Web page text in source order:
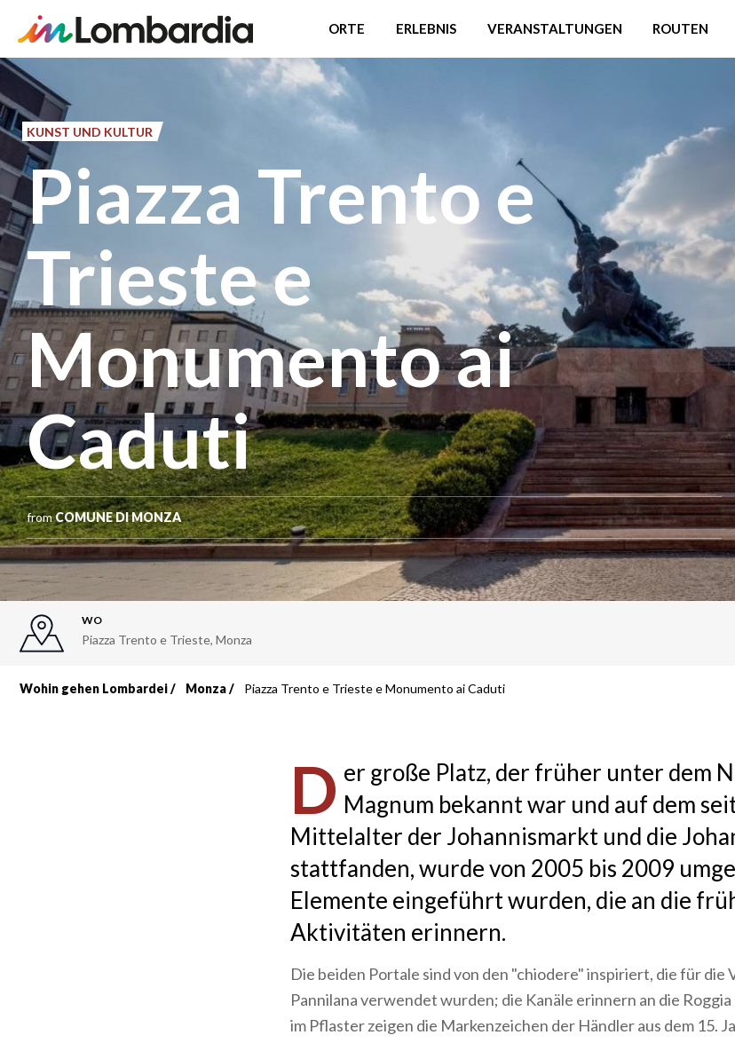
Direkt
zum
Inhalt
ORTE ERLEBNIS VERANSTALTUNGEN ROUTEN
KUNST UND KULTUR
Piazza Trento e
Trieste e
Monumento ai
Caduti
fromCOMUNE DI MONZA
WO
Piazza Trento e Trieste, Monza
Wohin gehen Lombardei Monza Piazza Trento e Trieste e Monumento ai Caduti
D er große Platz, der früher unter dem
Magnum bekannt war und auf dem
Mittelalter der Johannismarkt und die
stattfanden, wurde von 2005 bis 2009
Elemente eingeführt wurden, die an die
Aktivitäten erinnern.
Die beiden Portale sind von den "chiodere" inspiriert, die für die
Pannilana verwendet wurden; die Kanäle erinnern an die
im Pflaster zeigen die Markenzeichen der Händler aus dem 15.